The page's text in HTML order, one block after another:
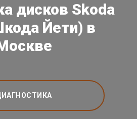
дисков Skoda
Йети) в